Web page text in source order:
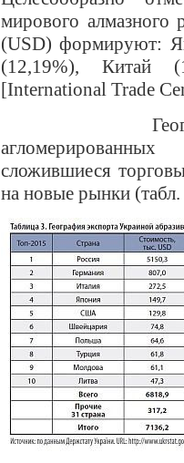
мирового алмазного
(USD) формируют:
(12,19%), Китай
[International Trade
География
сложившиеся
на новые рынки